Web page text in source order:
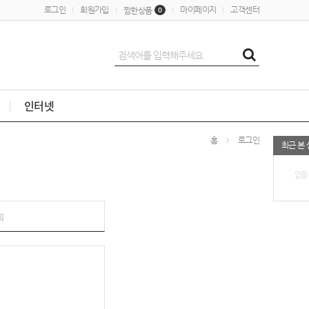
로그인 회원가입 찜한상품 0 마이페이지 고객센터
인터넷
최근 본
없음
홈 로그인